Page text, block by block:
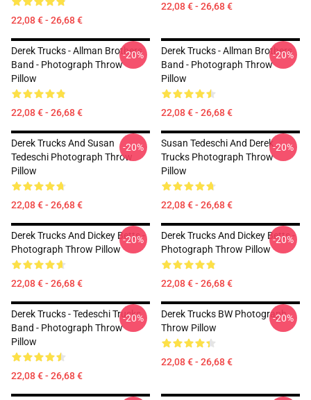
22,08 € - 26,68 €
22,08 € - 26,68 €
Derek Trucks - Allman Brothers
Band - Photograph Throw
Pillow
22,08 € - 26,68 €
-20%
Derek Trucks - Allman Brothers
Band - Photograph Throw
Pillow
22,08 € - 26,68 €
-20%
Derek Trucks And Susan
Tedeschi Photograph Throw
Pillow
22,08 € - 26,68 €
-20%
Susan Tedeschi And Derek
Trucks Photograph Throw
Pillow
22,08 € - 26,68 €
-20%
Derek Trucks And Dickey Betts -
Photograph Throw Pillow
22,08 € - 26,68 €
-20%
Derek Trucks And Dickey Betts -
Photograph Throw Pillow
22,08 € - 26,68 €
-20%
Derek Trucks - Tedeschi Trucks
Band - Photograph Throw
Pillow
22,08 € - 26,68 €
-20%
Derek Trucks BW Photograph
Throw Pillow
22,08 € - 26,68 €
-20%